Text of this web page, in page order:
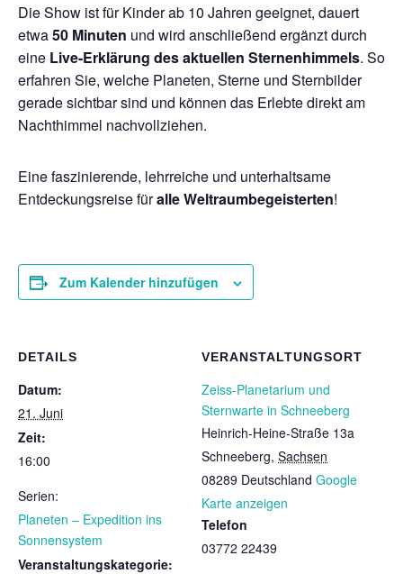
Die Show ist für Kinder ab 10 Jahren geeignet, dauert
etwa50 Minuten und wird anschließend ergänzt durch
eine Live-Erklärung des aktuellen Sternenhimmels. So
erfahren Sie, welche Planeten, Sterne und Sternbilder
gerade sichtbar sind und können das Erlebte direkt am
Nachthimmel nachvollziehen.
Eine faszinierende, lehrreiche und unterhaltsame
Entdeckungsreise füralle Weltraumbegeisterten!
Zum Kalender hinzufügen
DETAILS
Datum:
21. Juni
Zeit:
16:00
Serien:
Planeten – Expedition ins
Sonnensystem
Veranstaltungskategorie:
VERANSTALTUNGSORT
Zeiss-Planetarium und
Sternwarte in Schneeberg
Heinrich-Heine-Straße 13a
Schneeberg, Sachsen
08289 Deutschland Google
Karte anzeigen
Telefon
03772 22439